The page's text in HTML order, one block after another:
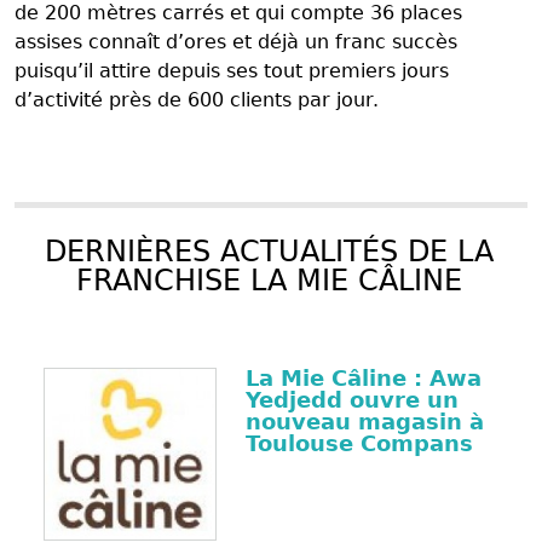
de 200 mètres carrés et qui compte 36 places
assises connaît d’ores et déjà un franc succès
puisqu’il attire depuis ses tout premiers jours
d’activité près de 600 clients par jour.
DERNIÈRES ACTUALITÉS DE LA
FRANCHISE LA MIE CÂLINE
La Mie Câline : Awa
Yedjedd ouvre un
nouveau magasin à
Toulouse Compans